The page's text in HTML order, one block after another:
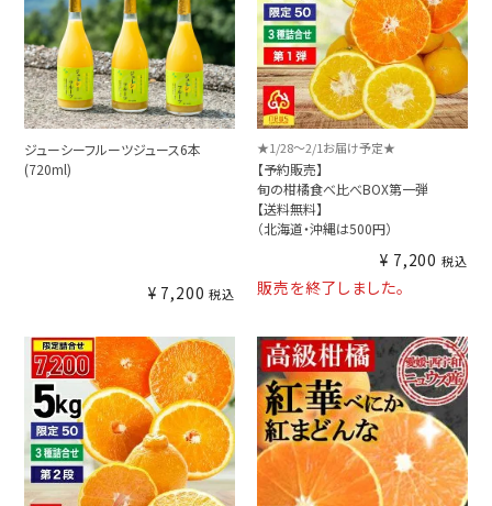
ジューシーフルーツジュース6本
(720ml)
¥ 7,200 税込
★1/28～2/1お届け予定★
【予約販売】
旬の柑橘食べ比べBOX第一弾
【送料無料】
（北海道・沖縄は500円）
¥ 7,200 税込
販売を終了しました。